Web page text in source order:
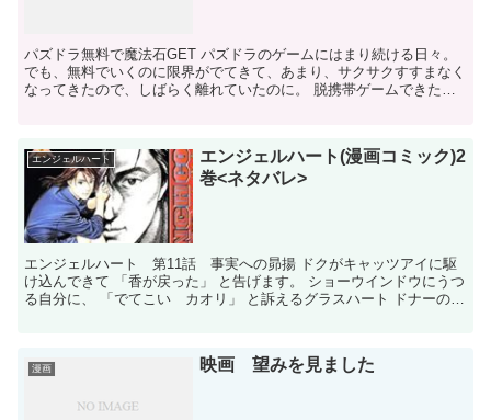
パズドラ無料で魔法石GET パズドラのゲームにはまり続ける日々。
でも、無料でいくのに限界がでてきて、あまり、サクサクすすまなく
なってきたので、しばらく離れていたのに。 脱携帯ゲームできたた
エンジェルハート
エンジェルハート(漫画コミック)2
巻<ネタバレ>
エンジェルハート 第11話 事実への昴揚 ドクがキャッツアイに駆
け込んできて 「香が戻った」 と告げます。 ショーウインドウにうつ
る自分に、 「でてこい カオリ」 と訴えるグラスハート ドナーの記
漫画 映画 望みを見ました